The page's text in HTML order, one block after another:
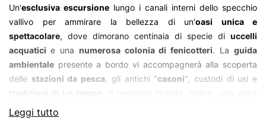
Un'esclusiva escursione lungo i canali interni dello specchio
vallivo per ammirare la bellezza di un'oasi unica e
spettacolare, dove dimorano centinaia di specie di uccelli
acquatici e una numerosa colonia di fenicotteri. La guida
ambientale presente a bordo vi accompagnerà alla scoperta
delle stazioni da pesca , gli antichi "casoni", custodi di usi e
tradizioni di un tempo
. Il percorso include, inoltre, una visita
al
Parco Archeologico Open Air
due abitazioni dell'antica
Leggi tutto